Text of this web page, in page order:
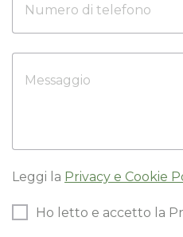
Leggi la Privacy e Cookie
Ho letto e accetto la